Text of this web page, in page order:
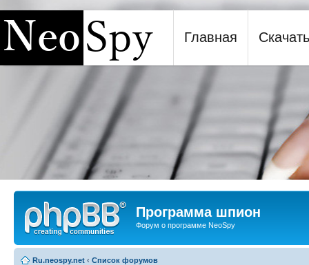
Программа шпион NeoSpy
Главная Скачать
Программа шпион
Форум о программе NeoSpy
Ru.neospy.net ‹ Список форумов